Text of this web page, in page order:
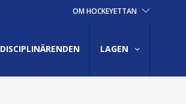
OM HOCKEYETTAN
DISCIPLINÄRENDEN LAGEN